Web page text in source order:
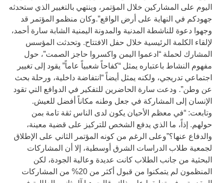
اليوم على المشاركين خلال المؤتمر، وينتهي بالتغيير الذي ستحدثه
جهودكم في النهاية على أرض الواقع”.وكان منظمو المؤتمر قد
وجهوا دعوة للناشطة المدنية والمدونة اليمنية الشابة سارة أحمد،
لإلقاء الكلمة الرئيسية خلال حفل الافتتاح. وتحدثت المؤسس
المشارك لحملة “ادعموا اليمن واكسروا حاجز الصمت”، حول
مفهوم النشاط باعتباره يمثل “كفاحاً شعبياً عاماً” يقود إلى تغيير
اجتماعي تدريجي، ولكنه يمثل أيضاً “انتفاضة داخلية، ورحلة بحث
عن وطن”. ودعت سارة الحاضرين للتفكير في الدوافع التي تقود
الإنسان إلى المشاركة في جعل وطنه مكاناً أفضل للعيش.
وتابعت: “في معظم الأحيان يكون لدى الناس ثقة تامة بمن
حولهم. إذاً، ما الذي يدفع الشخص للتركيز على قضية معينة،
والدفاع عنها؟”وعلى الرغم من كونه المؤتمر الثاني على الإطلاق
لجمعية طلاب الدراسات الشرق أوسطية، إلا أن المشاركات
البحثية من جانب الطلاب كانت عديدة وعالية الجودة، لكن
المنظمون لم يتمكنوا من قبول أكثر من 20% من المشاركات